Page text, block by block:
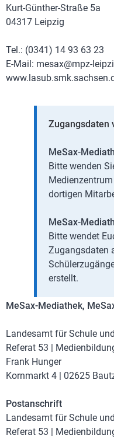
Kurt-Günther-Straße 5a
04317 Leipzig
Tel.: (0341) 14 93 63 23
E-Mail: mesax@mpz-
Zugangsdaten
MeSax-
Bitte wenden
dortigen
MeSax-
Bitte wendet
Zugangsdaten
erstellt.
MeSax-Mediathek,
Landesamt für Schule
Referat 53 |
Frank Hunger
Kornmarkt 4 | 02625
Postanschrift
Landesamt für Schule
Referat 53 |